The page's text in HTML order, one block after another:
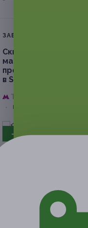
ЗАВЕРШЁННАЯ АКЦИЯ
Скидка до 30%.
массаж, массаж
программа «Король
в SPA-салонах Wai
Таганская,
всего 2 адреса
- 30%
1 купон куплен
Акция завершена